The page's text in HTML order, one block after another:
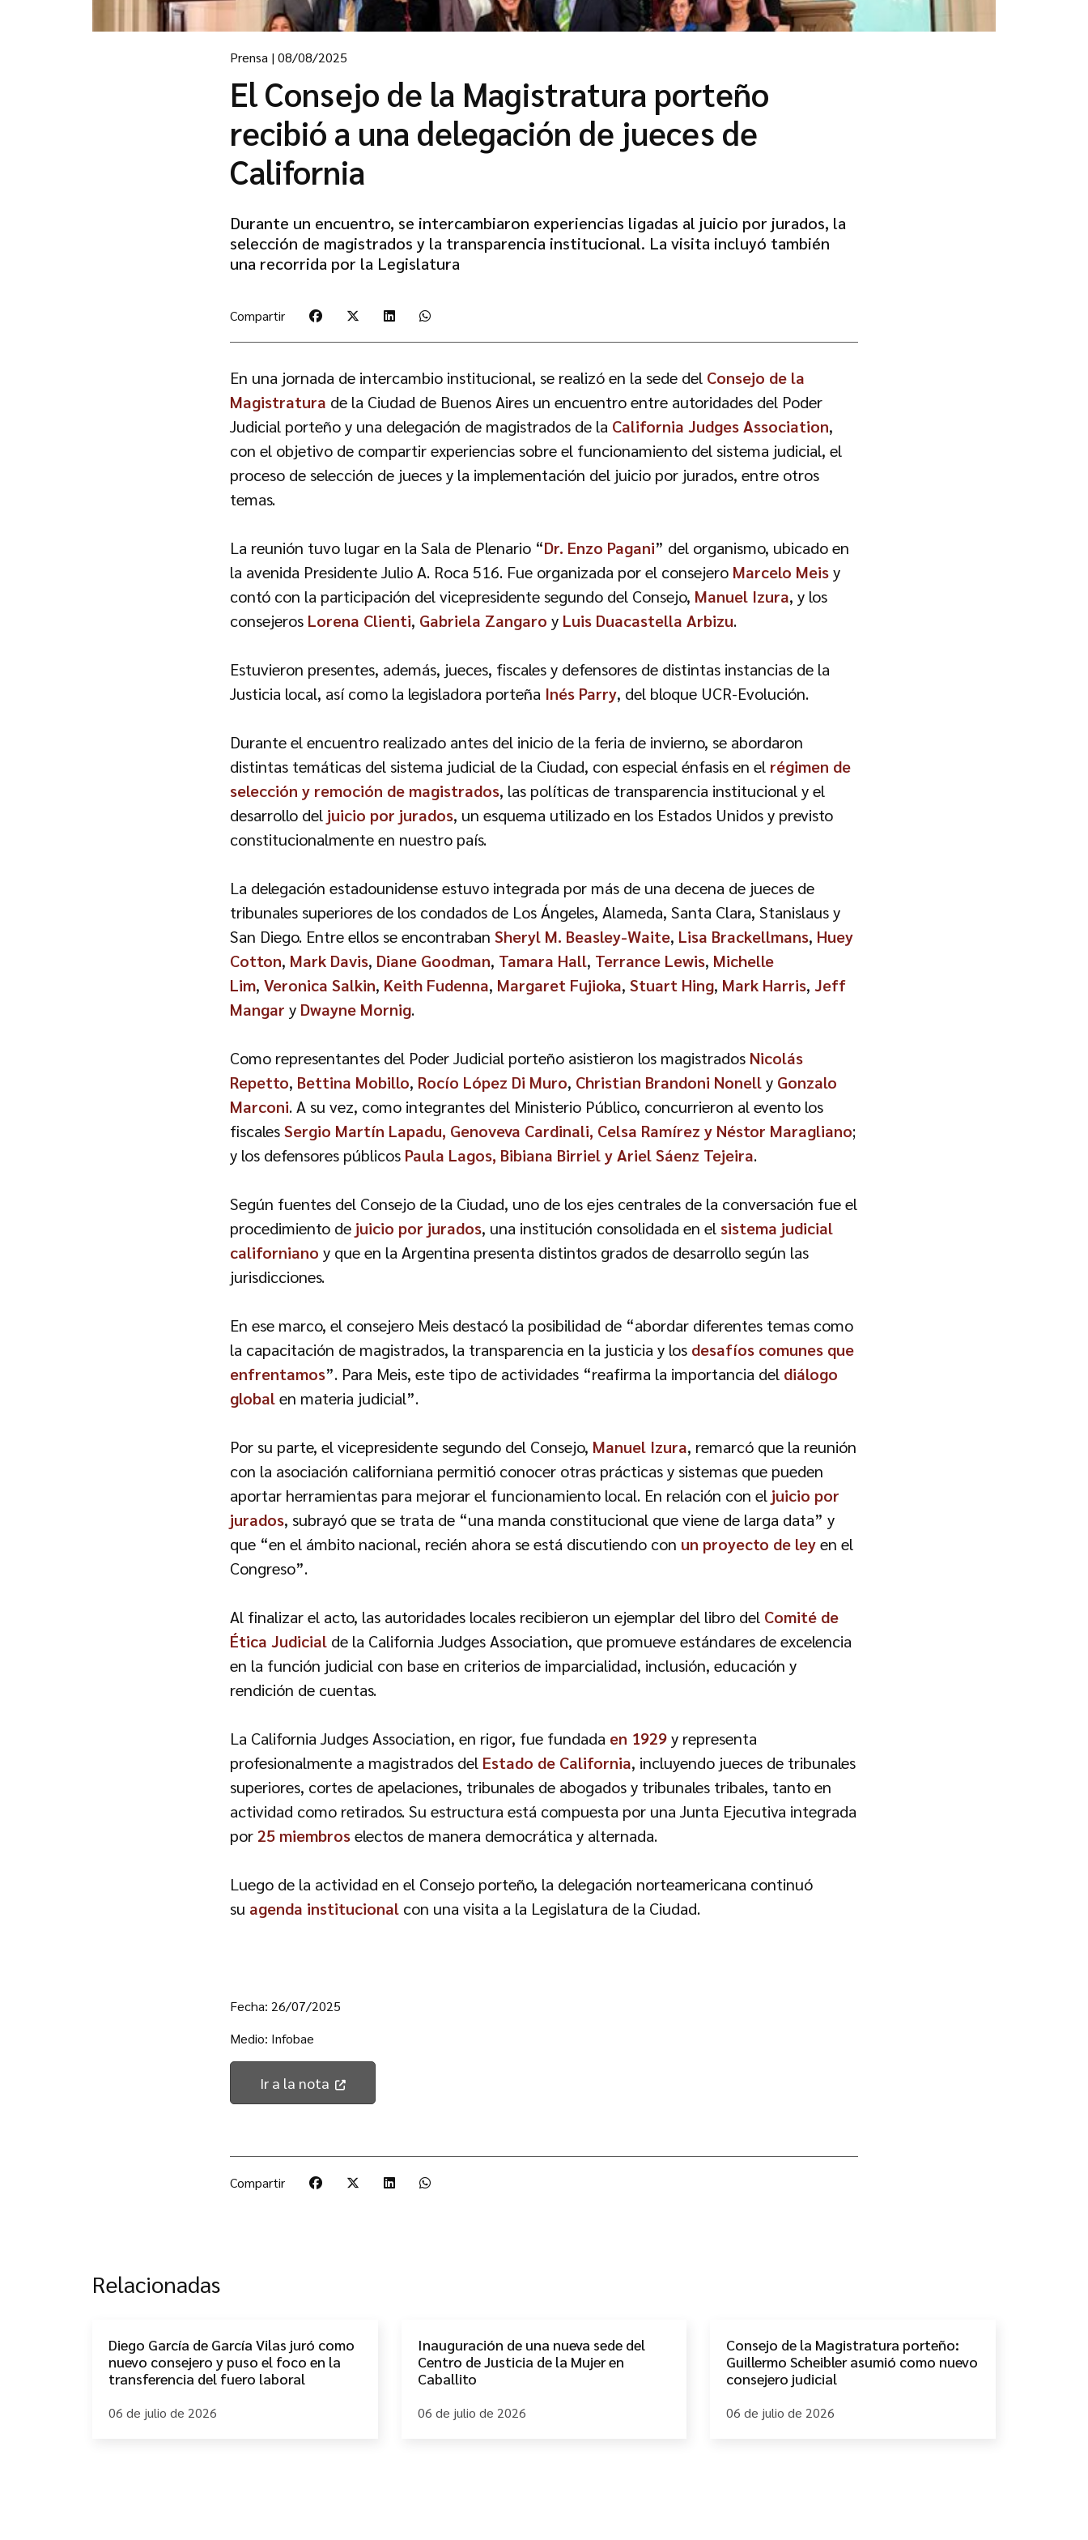
Prensa | 08/08/2025
El Consejo de la Magistratura porteño
recibió a una delegación de jueces de
California
Durante un encuentro, se intercambiaron experiencias ligadas al juicio por jurados, la
selección de magistrados y la transparencia institucional. La visita incluyó también
una recorrida por la Legislatura
Compartir
En una jornada de intercambio institucional, se realizó en la sede del Consejo de la
Magistratura de la Ciudad de Buenos Aires un encuentro entre autoridades del Poder
Judicial porteño y una delegación de magistrados de la California Judges Association,
con el objetivo de compartir experiencias sobre el funcionamiento del sistema judicial, el
proceso de selección de jueces y la implementación del juicio por jurados, entre otros
temas.
La reunión tuvo lugar en la Sala de Plenario “Dr. Enzo Pagani” del organismo, ubicado en
la avenida Presidente Julio A. Roca 516. Fue organizada por el consejero Marcelo Meisy
contó con la participación del vicepresidente segundo del Consejo, Manuel Izura, y los
consejeros Lorena Clienti, Gabriela Zangaro y Luis Duacastella Arbizu.
Estuvieron presentes, además, jueces, fiscales y defensores de distintas instancias de la
Justicia local, así como la legisladora porteña Inés Parry, del bloque UCR-Evolución.
Durante el encuentro realizado antes del inicio de la feria de invierno, se abordaron
distintas temáticas del sistema judicial de la Ciudad, con especial énfasis en el régimen de
selección y remoción de magistrados, las políticas de transparencia institucional y el
desarrollo del juicio por jurados, un esquema utilizado en los Estados Unidos y previsto
constitucionalmente en nuestro país.
La delegación estadounidense estuvo integrada por más de una decena de jueces de
tribunales superiores de los condados de Los Ángeles, Alameda, Santa Clara, Stanislaus y
San Diego. Entre ellos se encontraban Sheryl M. Beasley-Waite, Lisa Brackellmans, Huey
Cotton, Mark Davis, Diane Goodman, Tamara Hall, Terrance Lewis, Michelle
Lim, Veronica Salkin, Keith Fudenna, Margaret Fujioka, Stuart Hing, Mark Harris, Jeff
Mangar y Dwayne Mornig.
Como representantes del Poder Judicial porteño asistieron los magistrados Nicolás
Repetto, Bettina Mobillo, Rocío López Di Muro, Christian Brandoni Nonelly Gonzalo
Marconi. A su vez, como integrantes del Ministerio Público, concurrieron al evento los
fiscalesSergio Martín Lapadu, Genoveva Cardinali, Celsa Ramírez y Néstor Maragliano;
y los defensores públicos Paula Lagos, Bibiana Birriel y Ariel Sáenz Tejeira.
Según fuentes del Consejo de la Ciudad, uno de los ejes centrales de la conversación fue el
procedimiento de juicio por jurados, una institución consolidada en el sistema judicial
californiano y que en la Argentina presenta distintos grados de desarrollo según las
jurisdicciones.
En ese marco, el consejero Meis destacó la posibilidad de “abordar diferentes temas como
la capacitación de magistrados, la transparencia en la justicia y los desafíos comunes que
enfrentamos”. Para Meis, este tipo de actividades “reafirma la importancia del diálogo
globalen materia judicial”.
Por su parte, el vicepresidente segundo del Consejo, Manuel Izura, remarcó que la reunión
con la asociación californiana permitió conocer otras prácticas y sistemas que pueden
aportar herramientas para mejorar el funcionamiento local. En relación con el juicio por
jurados, subrayó que se trata de “una manda constitucional que viene de larga data” y
que “en el ámbito nacional, recién ahora se está discutiendo con un proyecto de leyen el
Congreso”.
Al finalizar el acto, las autoridades locales recibieron un ejemplar del libro del Comité de
Ética Judicial de la California Judges Association, que promueve estándares de excelencia
en la función judicial con base en criterios de imparcialidad, inclusión, educación y
rendición de cuentas.
La California Judges Association, en rigor, fue fundada en 1929y representa
profesionalmente a magistrados del Estado de California, incluyendo jueces de tribunales
superiores, cortes de apelaciones, tribunales de abogados y tribunales tribales, tanto en
actividad como retirados. Su estructura está compuesta por una Junta Ejecutiva integrada
por25 miembroselectos de manera democrática y alternada.
Luego de la actividad en el Consejo porteño, la delegación norteamericana continuó
su agenda institucional con una visita a la Legislatura de la Ciudad.
Fecha: 26/07/2025
Medio: Infobae
Ir a la nota
Compartir
Relacionadas
Diego García de García Vilas juró como
nuevo consejero y puso el foco en la
transferencia del fuero laboral
06 de julio de 2026
Inauguración de una nueva sede del
Centro de Justicia de la Mujer en
Caballito
06 de julio de 2026
Consejo de la Magistratura porteño:
Guillermo Scheibler asumió como nuevo
consejero judicial
06 de julio de 2026